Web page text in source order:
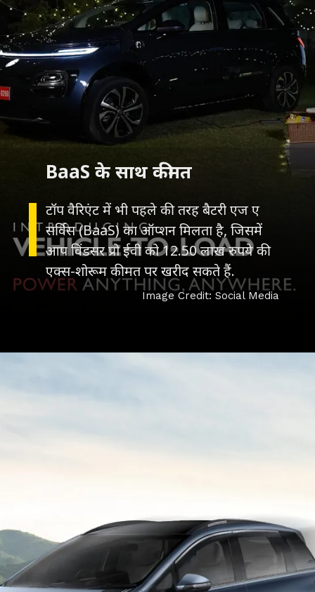
टॉप वैरिएंट में भी पहले की तरह बैटरी एज ए
सर्विस (BaaS) का ऑप्शन मिलता है, जिसमें
आप विंडसर प्रो ईवी को 12.50 लाख रुपये की
BaaS के साथ कीमत
Image Credit: Social Media